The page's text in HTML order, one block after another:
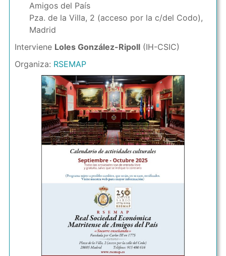
Amigos del País
Pza. de la Villa, 2 (acceso por la c/del Codo),
Madrid
Interviene Loles González-Ripoll(IH-CSIC)
Organiza: RSEMAP